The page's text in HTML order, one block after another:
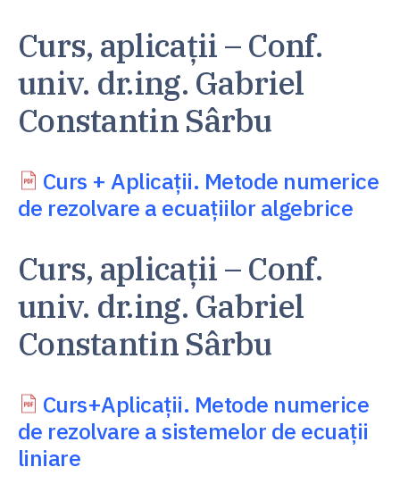
Curs, aplicații – Conf.
univ. dr.ing. Gabriel
Constantin Sârbu
Curs + Aplicații. Metode numerice
de rezolvare a ecuațiilor algebrice
Curs, aplicații – Conf.
univ. dr.ing. Gabriel
Constantin Sârbu
Curs+Aplicații. Metode numerice
de rezolvare a sistemelor de ecuații
liniare